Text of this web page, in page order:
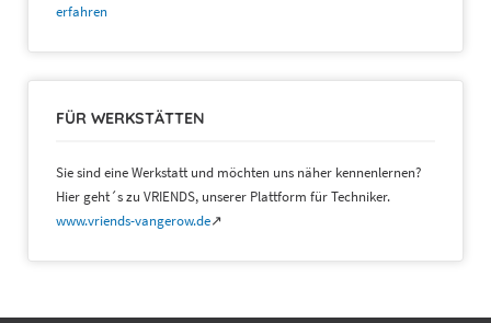
erfahren
FÜR WERKSTÄTTEN
Sie sind eine Werkstatt und möchten uns näher kennenlernen?
Hier geht´s zu VRIENDS, unserer Plattform für Techniker.
www.vriends-vangerow.de↗